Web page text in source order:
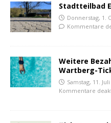
Stadtteilbad
Donnerstag, 1.
Kommentare
Weitere
Wartberg-
Samstag, 11. Juli
Kommentare